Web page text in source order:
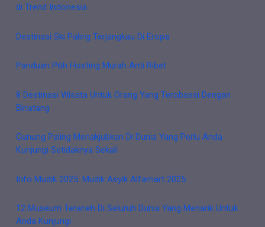
di Trend Indonesia
Destinasi Ski Paling Terjangkau Di Eropa
Panduan Pilih Hosting Murah Anti Ribet
8 Destinasi Wisata Untuk Orang Yang Terobsesi Dengan
Binatang
Gunung Paling Menakjubkan Di Dunia Yang Perlu Anda
Kunjungi Setidaknya Sekali
Info Mudik 2025: Mudik Asyik Alfamart 2025
12 Museum Teraneh Di Seluruh Dunia Yang Menarik Untuk
Anda Kunjungi